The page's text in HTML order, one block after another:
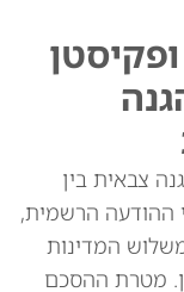
צבאית בין
ההודעה הרשמית,
המדינות
מטרת ההסכם